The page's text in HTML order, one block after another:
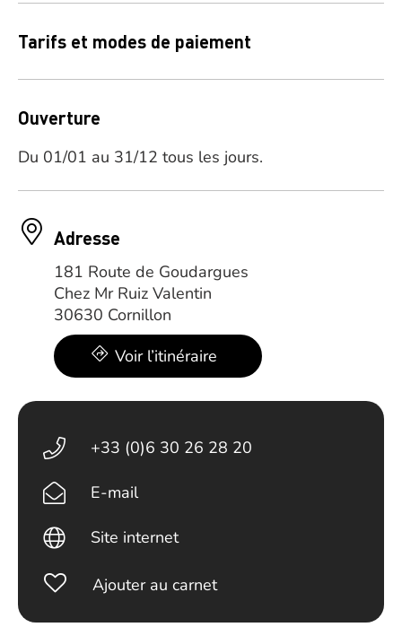
Tarifs et modes de paiement
Ouverture
Du 01/01 au 31/12 tous les jours.
Adresse
181 Route de Goudargues
Chez Mr Ruiz Valentin
30630 Cornillon
Voir l’itinéraire
+33 (0)6 30 26 28 20
E-mail
Site internet
Ajouter au carnet